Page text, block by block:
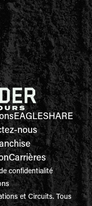
EAGLESHARE
nous
Carrières
confidentialité
et Circuits. Tous